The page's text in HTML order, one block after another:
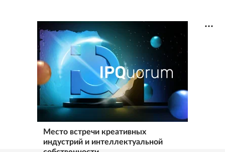
Место встречи креативных
индустрий и интеллектуальной